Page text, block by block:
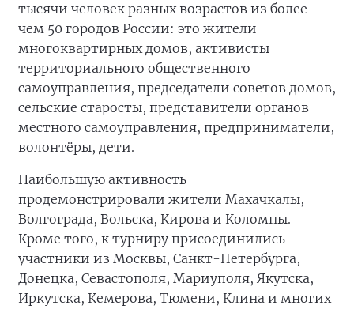
тысячи человек разных возрастов из более
чем 50 городов России: это жители
многоквартирных домов, активисты
территориального общественного
самоуправления, председатели советов домов,
сельские старосты, представители органов
местного самоуправления, предприниматели,
волонтёры, дети.
Наибольшую активность
продемонстрировали жители Махачкалы,
Волгограда, Вольска, Кирова и Коломны.
Кроме того, к турниру присоединились
участники из Москвы, Санкт-Петербурга,
Донецка, Севастополя, Мариуполя, Якутска,
Иркутска, Кемерова, Тюмени, Клина и многих